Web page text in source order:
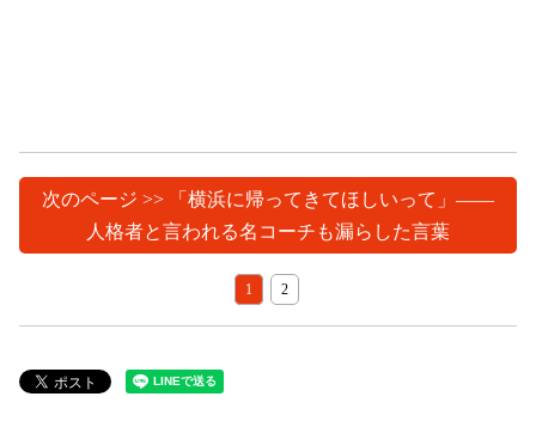
次のページ >> 「横浜に帰ってきてほしいって」――
人格者と言われる名コーチも漏らした言葉
1 2